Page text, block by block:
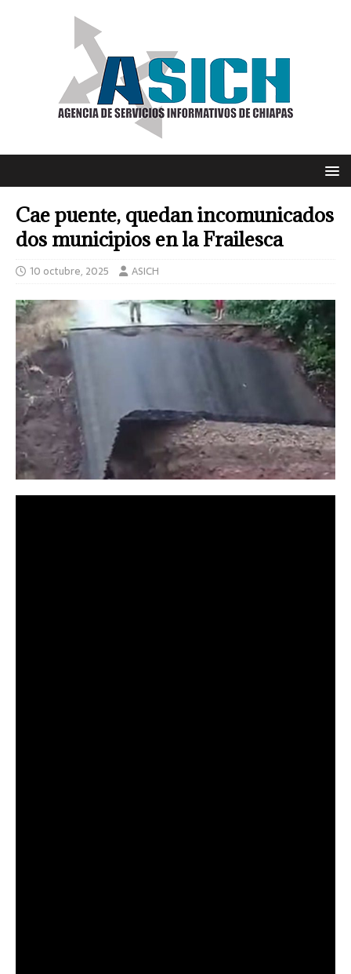
Cae puente, quedan incomunicados
dos municipios en la Frailesca
10 octubre, 2025 ASICH